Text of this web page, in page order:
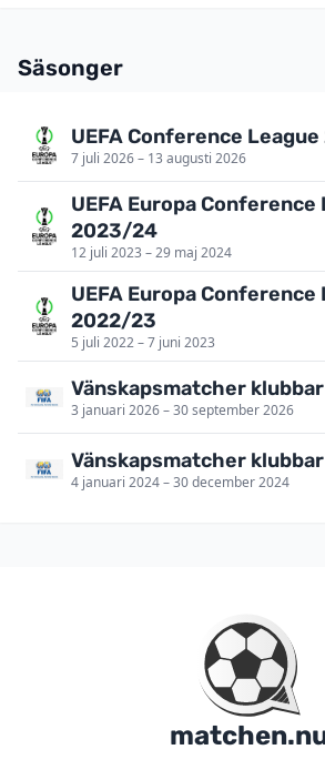
Säsonger
UEFA Conference
7 juli 2026 – 13 augusti 2026
UEFA Europa Conference
2023/24
12 juli 2023 – 29 maj 2024
UEFA Europa Conference
2022/23
5 juli 2022 – 7 juni 2023
Vänskapsmatcher
3 januari 2026 – 30 september 2026
Vänskapsmatcher
4 januari 2024 – 30 december 2024